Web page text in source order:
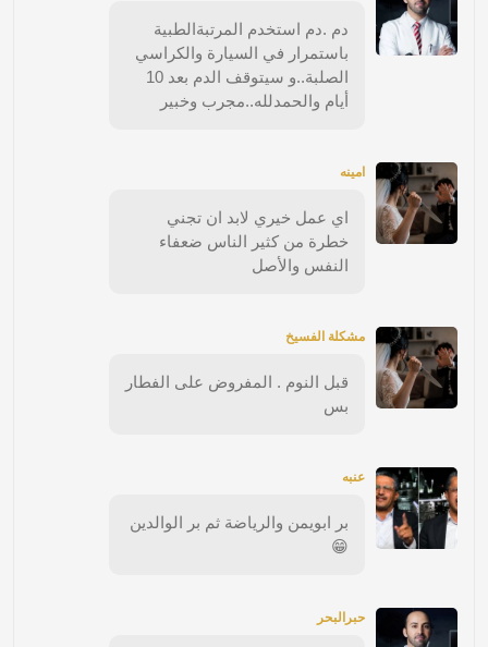
دم .دم استخدم المرتبةالطبية
باستمرار في السيارة والكراسي
الصلبة..و سيتوقف الدم بعد 10
أيام والحمدلله..مجرب وخبير
امينه
اي عمل خيري لابد ان تجني
خطرة من كثير الناس ضعفاء
النفس والأصل
مشكلة الفسيخ
قبل النوم . المفروض على الفطار
بس
عنبه
بر ابويمن والرياضة ثم بر الوالدين
😁
حبرالبحر